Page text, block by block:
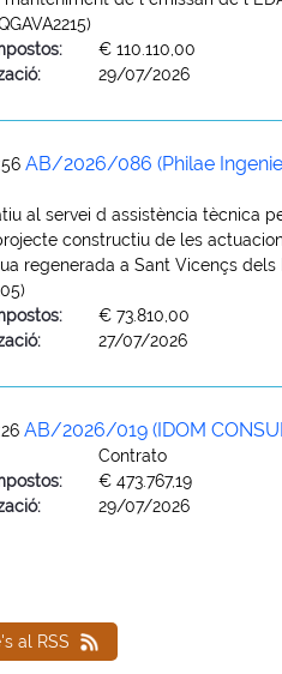
€ 110.110,00
29/07/2026
AB/2026/086 (Philae
al servei d assistència tècnica
constructiu de les
regenerada a Sant Vicençs dels
€ 73.810,00
27/07/2026
AB/2026/019 (IDOM
Contrato
€ 473.767,19
29/07/2026
al RSS